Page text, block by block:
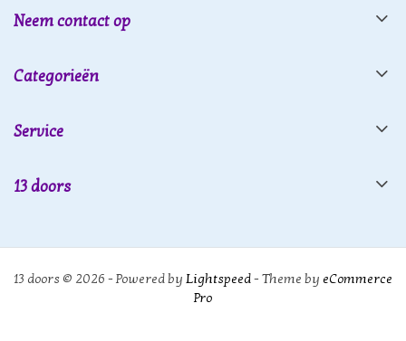
Neem contact op
Categorieën
Service
13 doors
13 doors © 2026 - Powered by Lightspeed- Theme by eCommerce
Pro